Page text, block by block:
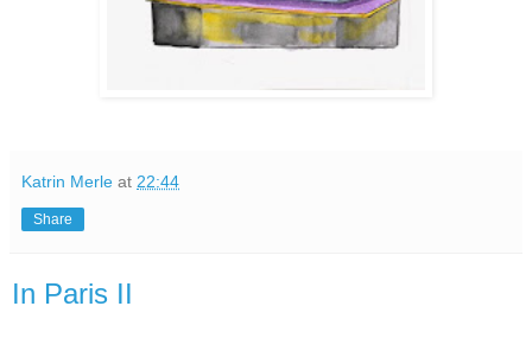
Katrin Merle at 22:44
Share
In Paris II